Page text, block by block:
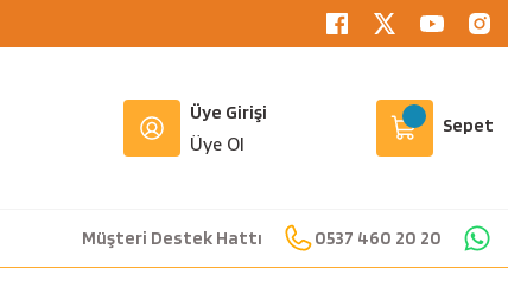
Üye Girişi
Üye Ol
Sepet
Müşteri Destek Hattı 0537 460 20 20